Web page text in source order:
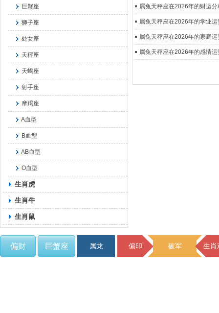
巨蟹座
狮子座
处女座
天秤座
天蝎座
射手座
摩羯座
A血型
B血型
AB血型
O血型
生肖虎
生肖牛
生肖鼠
属兔天秤座在2026年的财运分
属兔天秤座在2026年的学业运
属兔天秤座在2026年的家庭运
属兔天秤座在2026年的感情运
偏财 巨蟹座 偏印 破军 生肖
属龙